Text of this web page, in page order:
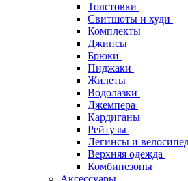
Толстовки
Свитшоты и худи
Комплекты
Джинсы
Брюки
Пиджаки
Жилеты
Водолазки
Джемпера
Кардиганы
Рейтузы
Легинсы и
Верхняя одежда
Комбинезоны
Аксессуары